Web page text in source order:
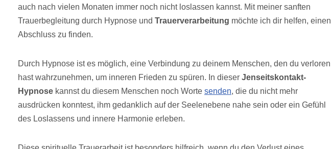
auch nach vielen Monaten immer noch nicht loslassen kannst. Mit meiner sanften
Trauerbegleitung durch Hypnose und Trauerverarbeitung möchte ich dir helfen, einen
Abschluss zu finden.
Durch Hypnose ist es möglich, eine Verbindung zu deinem Menschen, den du verloren
hast wahrzunehmen, um inneren Frieden zu spüren. In dieser Jenseitskontakt-
Hypnose kannst du diesem Menschen noch Worte senden, die du nicht mehr
ausdrücken konntest, ihm gedanklich auf der Seelenebene nahe sein oder ein Gefühl
des Loslassens und innere Harmonie erleben.